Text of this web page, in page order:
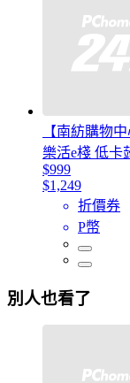
【南紡購物中
樂活e棧 低卡
$999
$1,249
折價券
P幣
別人也看了